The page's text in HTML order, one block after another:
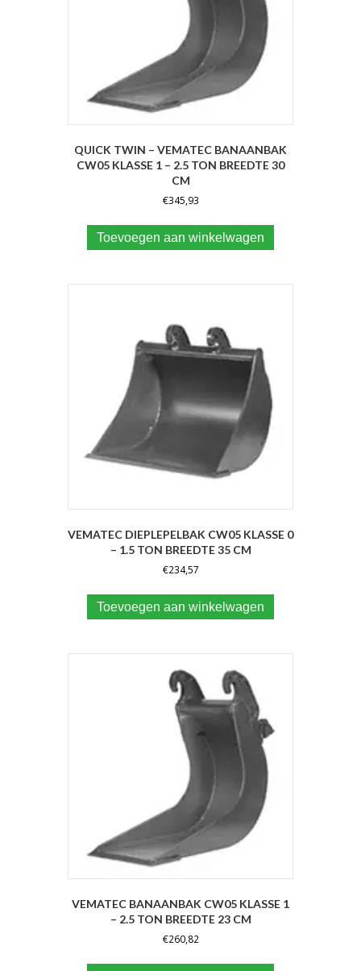
QUICK TWIN – VEMATEC BANAANBAK
CW05 KLASSE 1 – 2.5 TON BREEDTE 30
CM
€345,93
Toevoegen aan winkelwagen
VEMATEC DIEPLEPELBAK CW05 KLASSE 0
– 1.5 TON BREEDTE 35 CM
€234,57
Toevoegen aan winkelwagen
VEMATEC BANAANBAK CW05 KLASSE 1
– 2.5 TON BREEDTE 23 CM
€260,82